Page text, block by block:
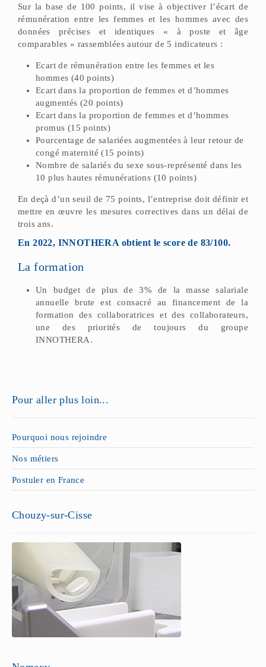
Sur la base de 100 points, il vise à objectiver l’écart de
rémunération entre les femmes et les hommes avec des
données précises et identiques « à poste et âge
comparables » rassemblées autour de 5 indicateurs :
Ecart de rémunération entre les femmes et les
hommes (40 points)
Ecart dans la proportion de femmes et d’hommes
augmentés (20 points)
Ecart dans la proportion de femmes et d’hommes
promus (15 points)
Pourcentage de salariées augmentées à leur retour de
congé maternité (15 points)
Nombre de salariés du sexe sous-représenté dans les
10 plus hautes rémunérations (10 points)
En deçà d’un seuil de 75 points, l’entreprise doit définir et
mettre en œuvre les mesures correctives dans un délai de
trois ans.
En 2022, INNOTHERA obtient le score de 83/100.
La formation
Un budget de plus de 3% de la masse salariale
annuelle brute est consacré au financement de la
formation des collaboratrices et des collaborateurs,
une des priorités de toujours du groupe
INNOTHERA.
Pour aller plus loin...
Pourquoi nous rejoindre
Nos métiers
Postuler en France
Chouzy-sur-Cisse